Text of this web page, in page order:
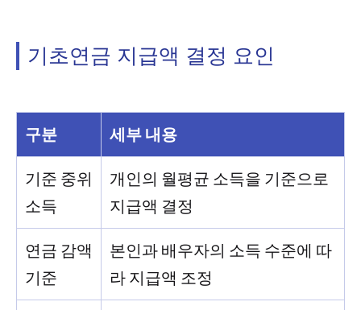
기초연금 지급액 결정 요인
구분 세부 내용
기준 중위
소득
개인의 월평균 소득을 기준으로
지급액 결정
연금 감액
기준
본인과 배우자의 소득 수준에 따
라 지급액 조정